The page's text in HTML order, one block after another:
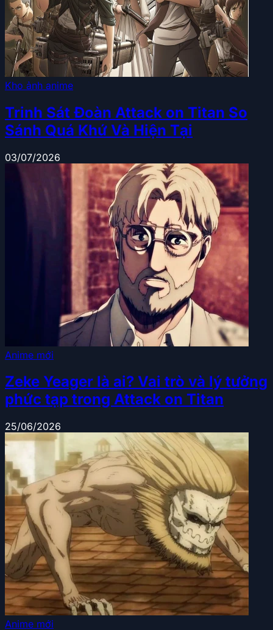
Kho ảnh anime
Trinh Sát Đoàn Attack on Titan So
Sánh Quá Khứ Và Hiện Tại
03/07/2026
Anime mới
Zeke Yeager là ai? Vai trò và lý tưởng
phức tạp trong Attack on Titan
25/06/2026
Anime mới